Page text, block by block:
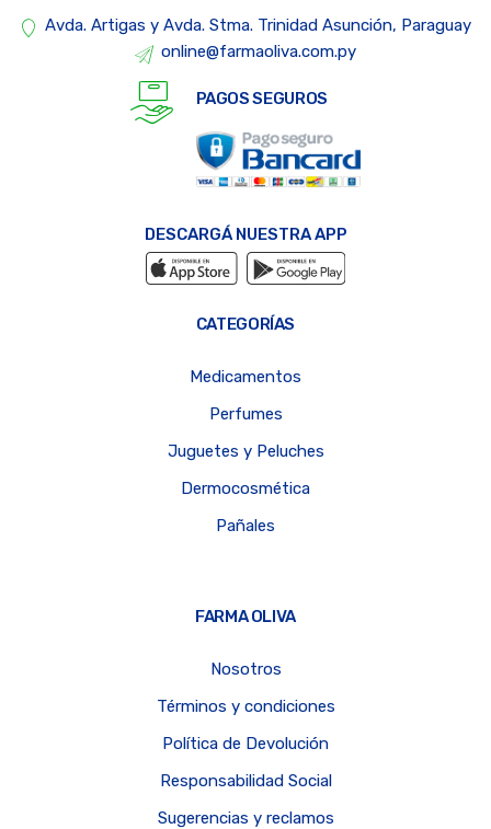
Avda. Artigas y Avda. Stma. Trinidad Asunción, Paraguay
online@farmaoliva.com.py
PAGOS SEGUROS
DESCARGÁ NUESTRA APP
CATEGORÍAS
Medicamentos
Perfumes
Juguetes y Peluches
Dermocosmética
Pañales
FARMA OLIVA
Nosotros
Términos y condiciones
Política de Devolución
Responsabilidad Social
Sugerencias y reclamos